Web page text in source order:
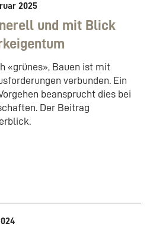
2025
und mit Blick
«grünes», Bauen ist mit
verbunden. Ein
beansprucht dies bei
Der Beitrag